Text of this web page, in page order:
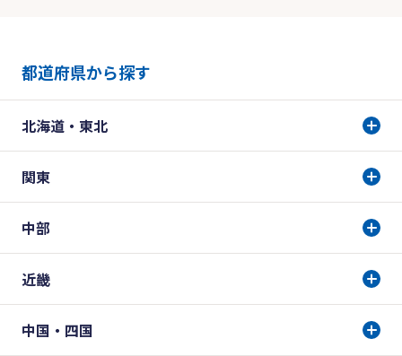
都道府県から探す
北海道・東北
関東
中部
近畿
中国・四国